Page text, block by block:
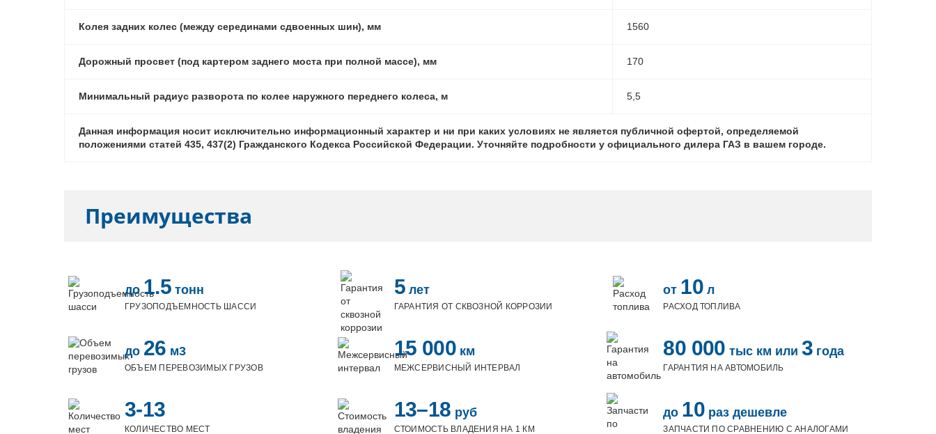
Колея задних колес (между серединами сдвоенных шин), мм 1560
Дорожный просвет (под картером заднего моста при полной массе), мм 170
Минимальный радиус разворота по колее наружного переднего колеса, м 5,5
Данная информация носит исключительно информационный характер и ни при каких условиях не является публичной офертой, определяемой
положениями статей 435, 437(2) Гражданского Кодекса Российской Федерации. Уточняйте подробности у официального дилера ГАЗ в вашем городе.
Преимущества
до 1.5 тонн
ГРУЗОПОДЪЕМНОСТЬ ШАССИ
5 лет
ГАРАНТИЯ ОТ СКВОЗНОЙ КОРРОЗИИ
от 10 л
РАСХОД ТОПЛИВА
до 26 м3
ОБЪЕМ ПЕРЕВОЗИМЫХ ГРУЗОВ
15 000 км
МЕЖСЕРВИСНЫЙ ИНТЕРВАЛ
80 000 тыс км или 3 года
ГАРАНТИЯ НА АВТОМОБИЛЬ
3-13
КОЛИЧЕСТВО МЕСТ
13–18 руб
СТОИМОСТЬ ВЛАДЕНИЯ НА 1 КМ
до 10 раз дешевле
ЗАПЧАСТИ ПО СРАВНЕНИЮ С АНАЛОГАМИ